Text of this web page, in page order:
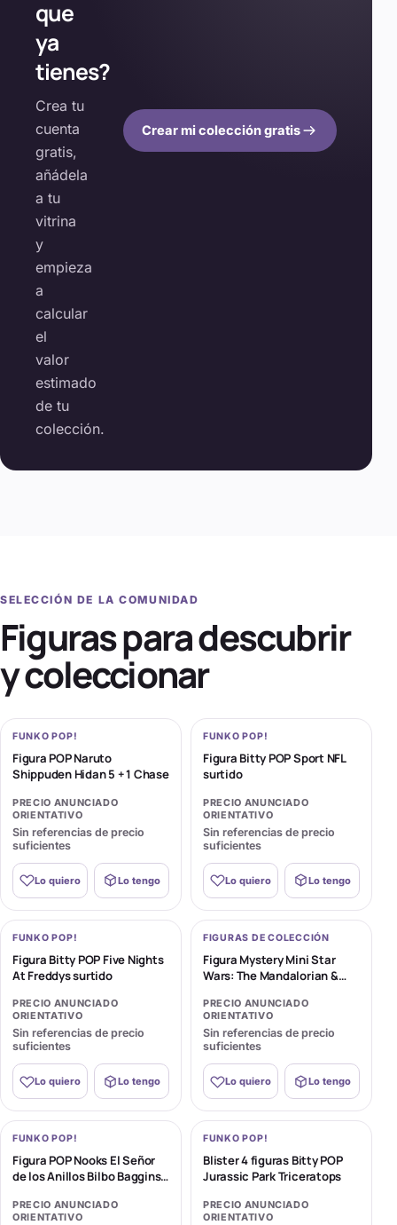
que
ya
tienes?
Crea tu
cuenta
gratis,
añádela
a tu
vitrina
y
empieza
a
calcular
el
valor
estimado
de tu
colección.
Crear mi colección gratis
SELECCIÓN DE LA COMUNIDAD
Figuras para descubrir
y coleccionar
FUNKO POP!
Figura POP Naruto
Shippuden Hidan 5 + 1 Chase
PRECIO ANUNCIADO
ORIENTATIVO
Sin referencias de precio
suficientes
Lo quiero Lo tengo
FUNKO POP!
Figura Bitty POP Sport NFL
surtido
PRECIO ANUNCIADO
ORIENTATIVO
Sin referencias de precio
suficientes
Lo quiero Lo tengo
FUNKO POP!
Figura Bitty POP Five Nights
At Freddys surtido
PRECIO ANUNCIADO
ORIENTATIVO
Sin referencias de precio
suficientes
Lo quiero Lo tengo
FIGURAS DE COLECCIÓN
Figura Mystery Mini Star
Wars: The Mandalorian &
PRECIO ANUNCIADO
ORIENTATIVO
Sin referencias de precio
suficientes
Lo quiero Lo tengo
FUNKO POP!
Figura POP Nooks El Señor
de los Anillos Bilbo Baggins
PRECIO ANUNCIADO
ORIENTATIVO
FUNKO POP!
Blister 4 figuras Bitty POP
Jurassic Park Triceratops
PRECIO ANUNCIADO
ORIENTATIVO